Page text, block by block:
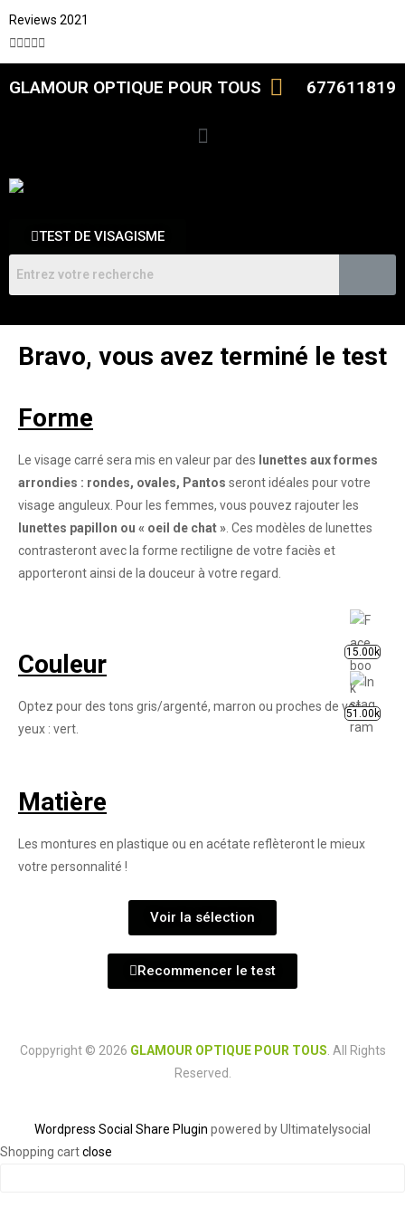
Reviews 2021

GLAMOUR OPTIQUE POUR TOUS 677611819
TEST DE VISAGISME
Bravo, vous avez terminé le test
Forme
Le visage carré sera mis en valeur par des lunettes aux formes
arrondies : rondes, ovales, Pantos seront idéales pour votre
visage anguleux. Pour les femmes, vous pouvez rajouter les
lunettes papillon ou « oeil de chat » . Ces modèles de lunettes
contrasteront avec la forme rectiligne de votre faciès et
apporteront ainsi de la douceur à votre regard.
Couleur
Optez pour des tons gris/argenté, marron ou proches de vos
yeux : vert.
Matière
Les montures en plastique ou en acétate reflèteront le mieux
votre personnalité !
Voir la sélection
Recommencer le test
Coppyright © 2026 GLAMOUR OPTIQUE POUR TOUS . All Rights
Reserved.
Wordpress Social Share Plugin powered by Ultimatelysocial
15.00k
51.00k
Shopping cartclose